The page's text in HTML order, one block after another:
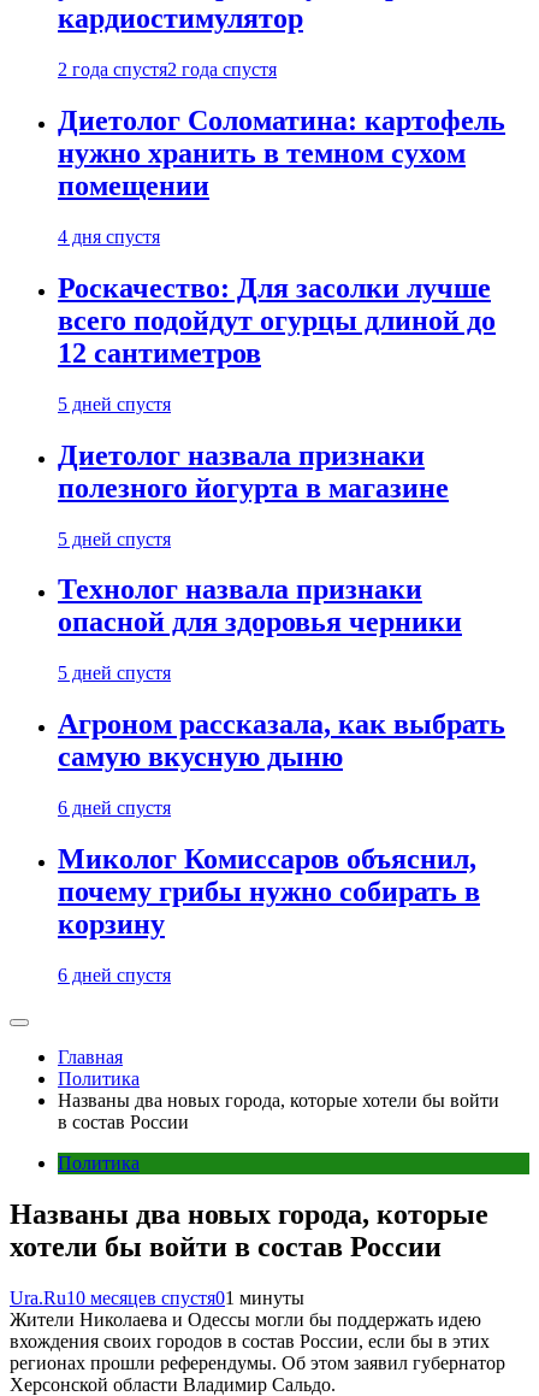
кардиостимулятор
2 года спустя2 года спустя
Диетолог Соломатина: картофель
нужно хранить в темном сухом
помещении
4 дня спустя
Роскачество: Для засолки лучше
всего подойдут огурцы длиной до
12 сантиметров
5 дней спустя
Диетолог назвала признаки
полезного йогурта в магазине
5 дней спустя
Технолог назвала признаки
опасной для здоровья черники
5 дней спустя
Агроном рассказала, как выбрать
самую вкусную дыню
6 дней спустя
Миколог Комиссаров объяснил,
почему грибы нужно собирать в
корзину
6 дней спустя
Главная
Политика
Названы два новых города, которые хотели бы войти
в состав России
Политика
Названы два новых города, которые
хотели бы войти в состав России
Ura.Ru10 месяцев спустя01 минуты
Жители Николаева и Одессы могли бы поддержать идею
вхождения своих городов в состав России, если бы в этих
регионах прошли референдумы. Об этом заявил губернатор
Херсонской области Владимир Сальдо.